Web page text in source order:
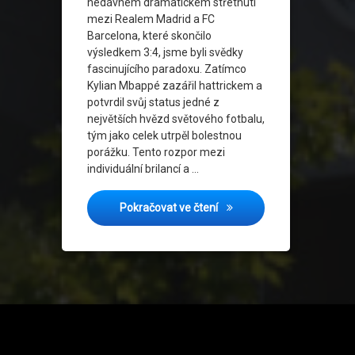
mezi Realem Madrid a FC
Barcelona, které skončilo
výsledkem 3:4, jsme byli svědky
fascinujícího paradoxu. Zatímco
Kylian Mbappé zazářil hattrickem a
potvrdil svůj status jedné z
největších hvězd světového fotbalu,
tým jako celek utrpěl bolestnou
porážku. Tento rozpor mezi
individuální brilancí a …
Pokračovat ve čteníZávislost na hvězdách: